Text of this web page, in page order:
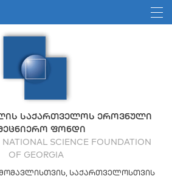
ᲡᲐᲥᲐᲠᲗᲕᲔᲚᲝᲡ ᲔᲠᲝᲕᲜᲣᲚᲘ
ᲤᲝᲜᲓᲘ
NATIONAL SCIENCE FOUNDATION
OF GEORGIA
ᲛᲝᲛᲐᲕᲚᲘᲡᲗᲕᲘᲡ, ᲡᲐᲥᲐᲠᲗᲕᲔᲚᲝᲡᲗᲕᲘᲡ